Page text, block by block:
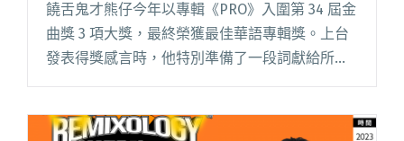
饒舌鬼才熊仔今年以專輯《PRO》入圍第 34 屆金
曲獎 3 項大獎，最終榮獲最佳華語專輯獎。上台
發表得獎感言時，他特別準備了一段詞獻給所有
中生代的饒舌歌手，以：「先不管是否更成熟
分多鐘的 閱讀全文 "熊仔延續今年金曲獎得獎感